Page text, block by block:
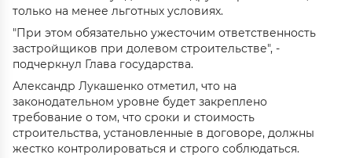
только на менее льготных условиях.
"При этом обязательно ужесточим ответственность
застройщиков при долевом строительстве", -
подчеркнул Глава государства.
Александр Лукашенко отметил, что на
законодательном уровне будет закреплено
требование о том, что сроки и стоимость
строительства, установленные в договоре, должны
жестко контролироваться и строго соблюдаться.